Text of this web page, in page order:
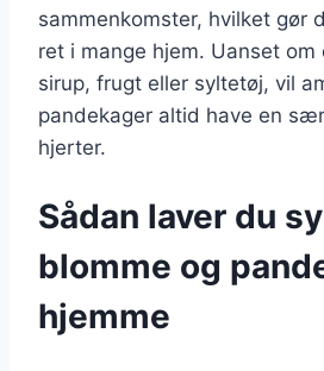
sammenkomster, hvilket gør
ret i mange hjem. Uanset om
sirup, frugt eller syltetøj, vil
pandekager altid have en
hjerter.
Sådan laver du
blomme og
hjemme